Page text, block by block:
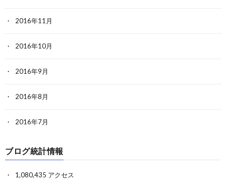
2016年11月
2016年10月
2016年9月
2016年8月
2016年7月
ブログ統計情報
1,080,435 アクセス